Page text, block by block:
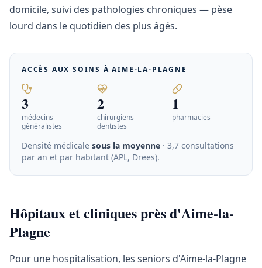
domicile, suivi des pathologies chroniques — pèse
lourd dans le quotidien des plus âgés.
ACCÈS AUX SOINS ÀAIME-LA-PLAGNE
3
médecins
généralistes
2
chirurgiens-
dentistes
1
pharmacies
Densité médicale sous la moyenne · 3,7 consultations
par an et par habitant (APL, Drees).
Hôpitaux et cliniques près d'Aime-la-
Plagne
Pour une hospitalisation, les seniors d'Aime-la-Plagne